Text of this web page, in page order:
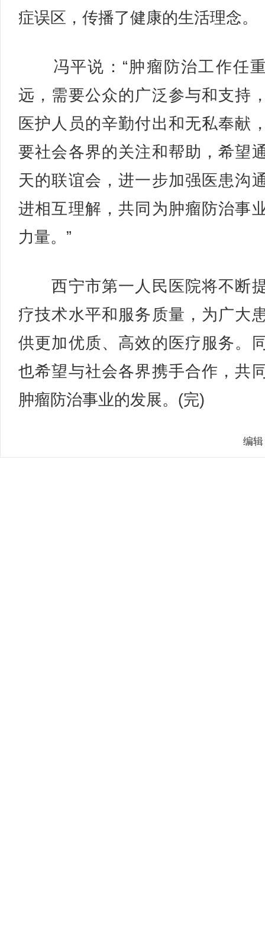
症误区，传播了健康的生活理念。
冯平说：“肿瘤防治工作任
远，需要公众的广泛参与和支持
医护人员的辛勤付出和无私奉献
要社会各界的关注和帮助，希望
天的联谊会，进一步加强医患沟
进相互理解，共同为肿瘤防治事
力量。”
西宁市第一人民医院将不断
疗技术水平和服务质量，为广大
供更加优质、高效的医疗服务。
也希望与社会各界携手合作，共
肿瘤防治事业的发展。(完)
编